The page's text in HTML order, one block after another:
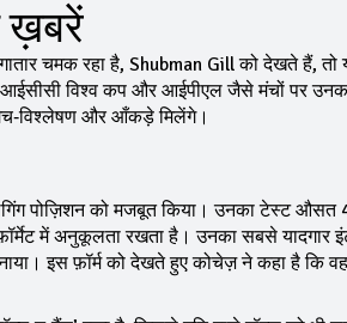
ख़बरें
चमक रहा है, Shubman Gillको देखते हैं, तो
आईसीसी विश्व कप औरआईपीएलजैसे मंचों पर
और आँकड़े मिलेंगे।
पोज़िशन को मजबूत किया। उनका टेस्ट औसत
में अनुकूलता रखता है। उनका सबसे यादगार
इस फ़ॉर्म को देखते हुए कोचेज़ ने कहा है कि